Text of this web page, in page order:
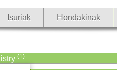
Isuriak Hondakinak
(1)